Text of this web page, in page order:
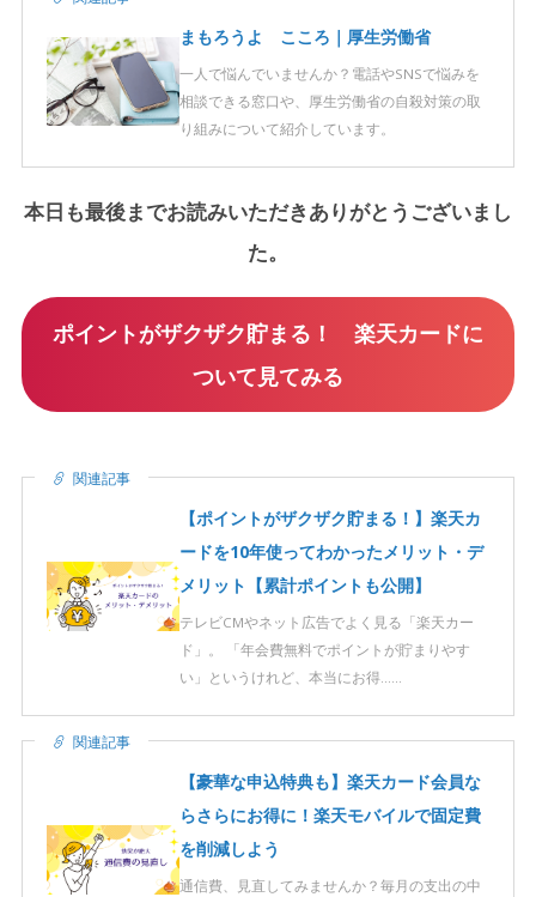
まもろうよ こころ｜厚生労働省
一人で悩んでいませんか？電話やSNSで悩みを
相談できる窓口や、厚生労働省の自殺対策の取
り組みについて紹介しています。
本日も最後までお読みいただきありがとうございまし
た。
ポイントがザクザク貯まる！ 楽天カードに
ついて見てみる
関連記事
【ポイントがザクザク貯まる！】楽天カ
ードを10年使ってわかったメリット・デ
メリット【累計ポイントも公開】
テレビCMやネット広告でよく見る「楽天カー
ド」。 「年会費無料でポイントが貯まりやす
い」というけれど、本当にお得……
関連記事
【豪華な申込特典も】楽天カード会員な
らさらにお得に！楽天モバイルで固定費
を削減しよう
通信費、見直してみませんか？毎月の支出の中